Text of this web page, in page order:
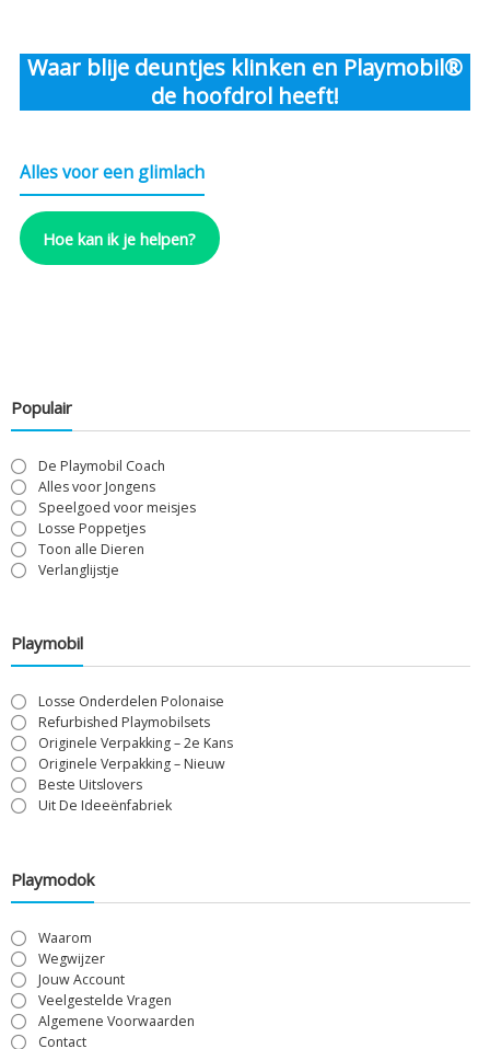
Waar blije deuntjes klinken en Playmobil®
de hoofdrol heeft!
Alles voor een glimlach
Hoe kan ik je helpen?
Populair
De Playmobil Coach
Alles voor Jongens
Speelgoed voor meisjes
Losse Poppetjes
Toon alle Dieren
Verlanglijstje
Playmobil
Losse Onderdelen Polonaise
Refurbished Playmobilsets
Originele Verpakking – 2e Kans
Originele Verpakking – Nieuw
Beste Uitslovers
Uit De Ideeënfabriek
Playmodok
Waarom
Wegwijzer
Jouw Account
Veelgestelde Vragen
Algemene Voorwaarden
Contact